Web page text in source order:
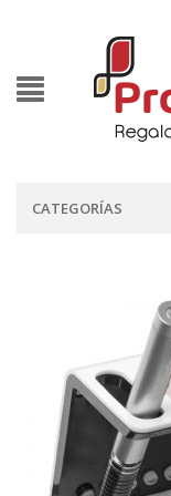
CATEGORÍAS